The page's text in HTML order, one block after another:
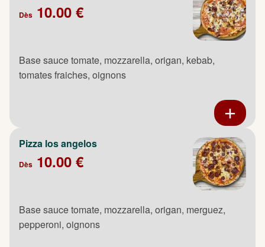
Dès 10.00 €
Base sauce tomate, mozzarella, origan, kebab,
tomates fraiches, oignons
Pizza los angelos
Dès 10.00 €
Base sauce tomate, mozzarella, origan, merguez,
pepperoni, oignons